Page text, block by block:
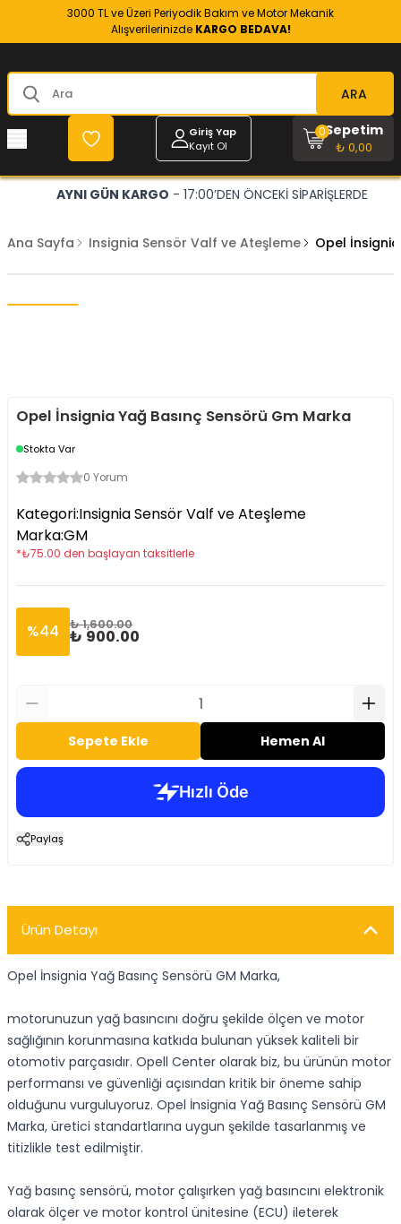
3000 TL ve Üzeri Periyodik Bakım ve Motor Mekanik
Alışverilerinizde KARGO BEDAVA!
ARA
Giriş Yap
Kayıt Ol
Sepetim
₺ 0,00
0
AYNI GÜN KARGO - 17:00’DEN ÖNCEKİ SİPARİŞLERDE
Ana Sayfa Insignia Sensör Valf ve Ateşleme Opel
Opel İnsignia Yağ Basınç Sensörü Gm Marka
Stokta Var
0 Yorum
Kategori:Insignia Sensör Valf ve Ateşleme
Marka:GM
*₺75.00 den başlayan taksitlerle
%44 ₺ 1,600.00
₺ 900.00
Sepete Ekle Hemen Al
Paylaş
Ürün Detayı
Opel İnsignia Yağ Basınç Sensörü GM Marka,
motorunuzun yağ basıncını doğru şekilde ölçen ve motor
sağlığının korunmasına katkıda bulunan yüksek kaliteli bir
otomotiv parçasıdır. Opell Center olarak biz, bu ürünün motor
performansı ve güvenliği açısından kritik bir öneme sahip
olduğunu vurguluyoruz. Opel İnsignia Yağ Basınç Sensörü GM
Marka, üretici standartlarına uygun şekilde tasarlanmış ve
titizlikle test edilmiştir.
Yağ basınç sensörü, motor çalışırken yağ basıncını elektronik
olarak ölçer ve motor kontrol ünitesine (ECU) ileterek